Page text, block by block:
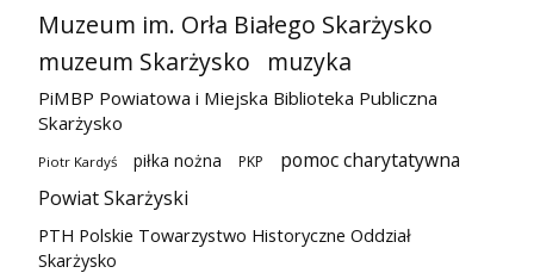
Muzeum im. Orła Białego Skarżysko
muzeum Skarżysko
muzyka
PiMBP Powiatowa i Miejska Biblioteka Publiczna
Skarżysko
Piotr Kardyś piłka nożna PKP
pomoc charytatywna
Powiat Skarżyski
PTH Polskie Towarzystwo Historyczne Oddział
Skarżysko